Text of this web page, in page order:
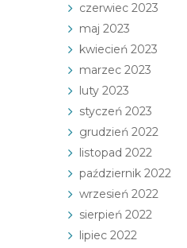
czerwiec 2023
maj 2023
kwiecień 2023
marzec 2023
luty 2023
styczeń 2023
grudzień 2022
listopad 2022
październik 2022
wrzesień 2022
sierpień 2022
lipiec 2022